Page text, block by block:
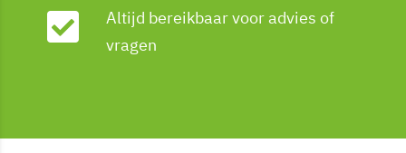
Altijd bereikbaar voor advies of
vragen